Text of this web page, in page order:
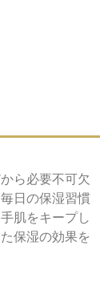
ら必要不可欠
日の保湿習慣
肌をキープし
保湿の効果を